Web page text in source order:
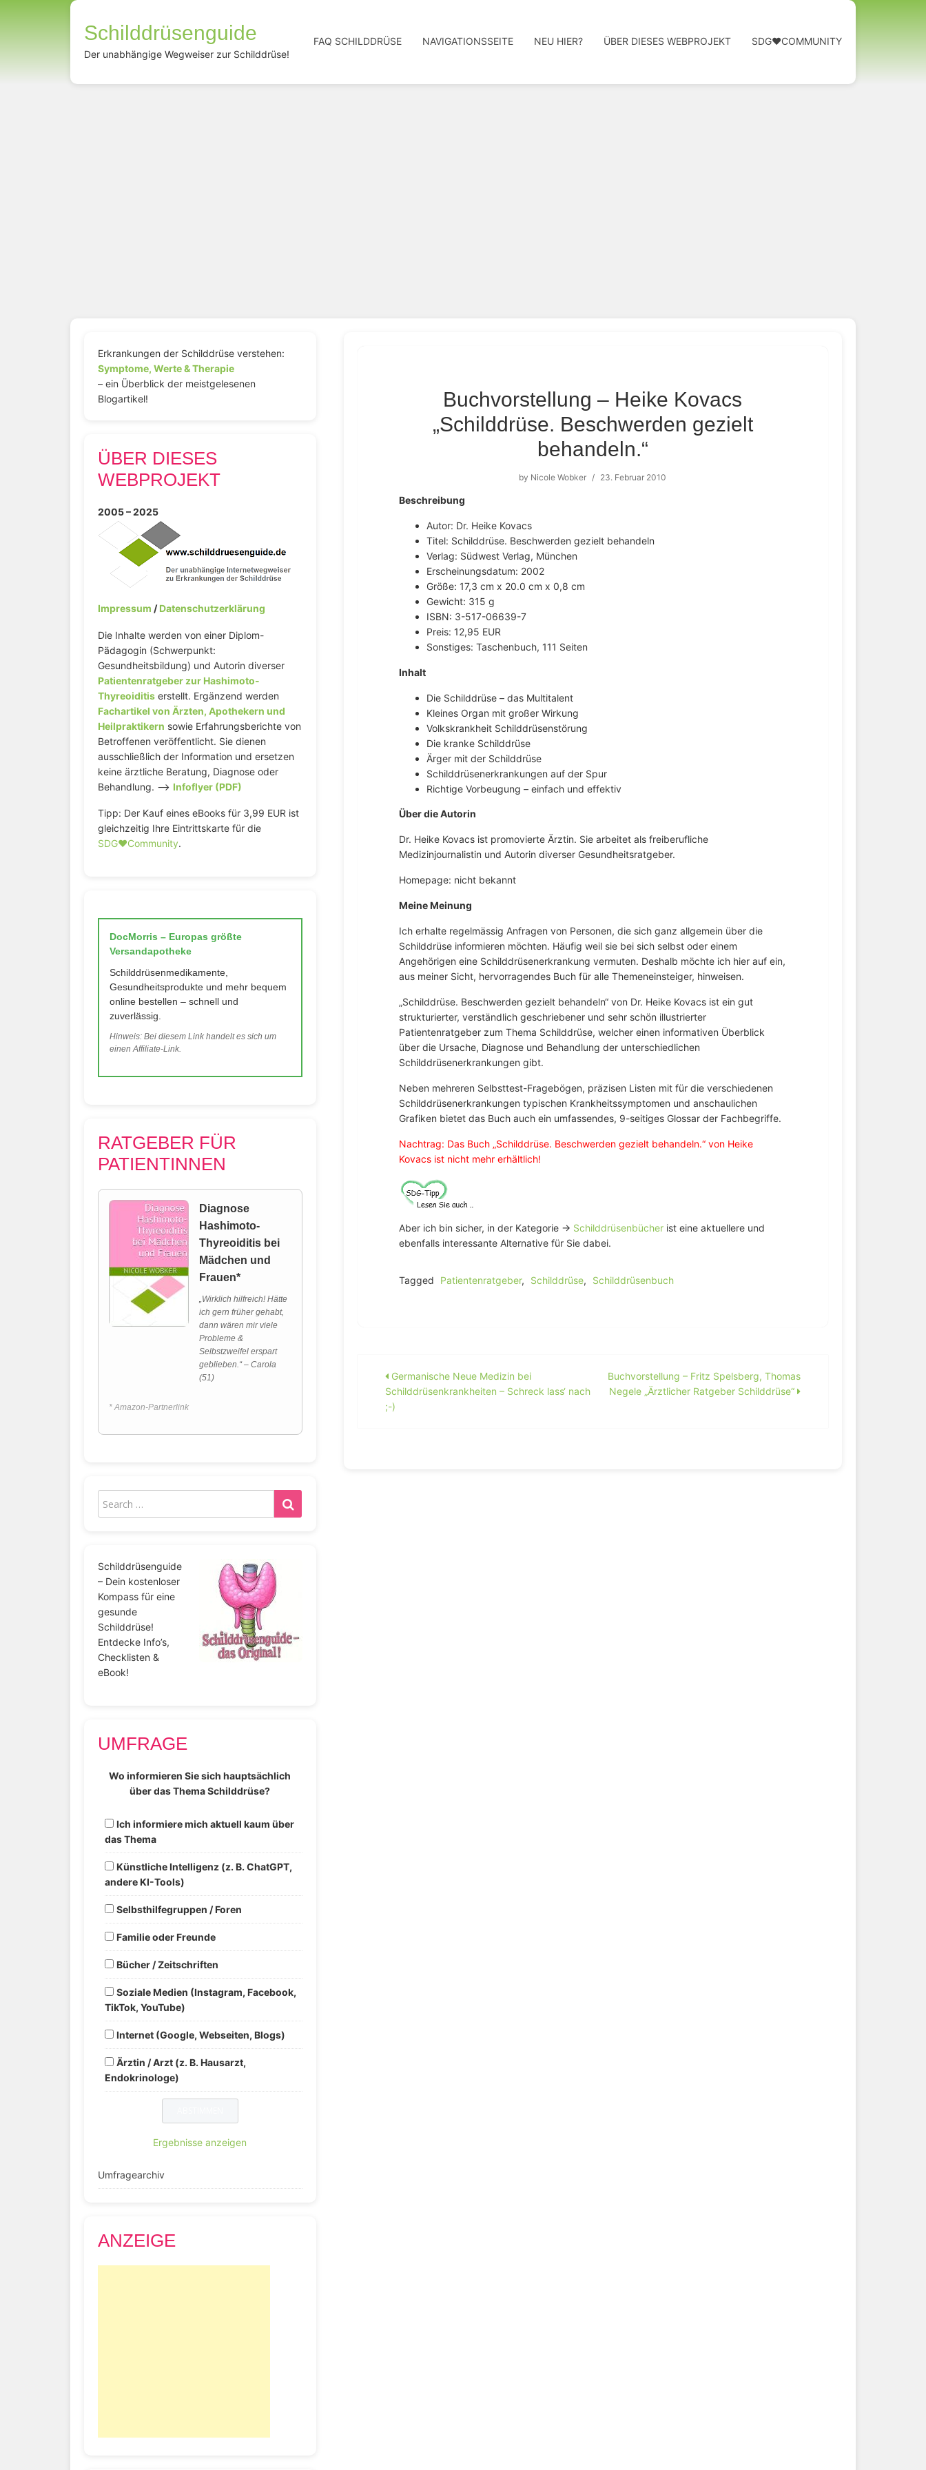
Schilddrüsenguide
Der unabhängige Wegweiser zur Schilddrüse!
FAQ SCHILDDRÜSE NAVIGATIONSSEITE NEU HIER? ÜBER DIESES WEBPROJEKT SDG❤️COMMUNITY
Buchvorstellung – Heike Kovacs
„Schilddrüse. Beschwerden gezielt
behandeln.“
by Nicole Wobker / 23. Februar 2010
Beschreibung
Autor: Dr. Heike Kovacs
Titel: Schilddrüse. Beschwerden gezielt behandeln
Verlag: Südwest Verlag, München
Erscheinungsdatum: 2002
Größe: 17,3 cm x 20.0 cm x 0,8 cm
Gewicht: 315 g
ISBN: 3-517-06639-7
Preis: 12,95 EUR
Sonstiges: Taschenbuch, 111 Seiten
Inhalt
Die Schilddrüse – das Multitalent
Kleines Organ mit großer Wirkung
Volkskrankheit Schilddrüsenstörung
Die kranke Schilddrüse
Ärger mit der Schilddrüse
Schilddrüsenerkrankungen auf der Spur
Richtige Vorbeugung – einfach und effektiv
Über die Autorin
Dr. Heike Kovacs ist promovierte Ärztin. Sie arbeitet als freiberufliche
Medizinjournalistin und Autorin diverser Gesundheitsratgeber.
Homepage: nicht bekannt
Meine Meinung
Ich erhalte regelmässig Anfragen von Personen, die sich ganz allgemein über die
Schilddrüse informieren möchten. Häufig weil sie bei sich selbst oder einem
Angehörigen eine Schilddrüsenerkrankung vermuten. Deshalb möchte ich hier auf ein,
aus meiner Sicht, hervorragendes Buch für alle Themeneinsteiger, hinweisen.
„Schilddrüse. Beschwerden gezielt behandeln“ von Dr. Heike Kovacs ist ein gut
strukturierter, verständlich geschriebener und sehr schön illustrierter
Patientenratgeber zum Thema Schilddrüse, welcher einen informativen Überblick
über die Ursache, Diagnose und Behandlung der unterschiedlichen
Schilddrüsenerkrankungen gibt.
Neben mehreren Selbsttest-Fragebögen, präzisen Listen mit für die verschiedenen
Schilddrüsenerkrankungen typischen Krankheitssymptomen und anschaulichen
Grafiken bietet das Buch auch ein umfassendes, 9-seitiges Glossar der Fachbegriffe.
Nachtrag: Das Buch „Schilddrüse. Beschwerden gezielt behandeln.“ von Heike
Kovacs ist nicht mehr erhältlich!
Aber ich bin sicher, in der Kategorie → Schilddrüsenbücherist eine aktuellere und
ebenfalls interessante Alternative für Sie dabei.
Tagged Patientenratgeber, Schilddrüse, Schilddrüsenbuch
Beitragsnavigation
Germanische Neue Medizin bei
Schilddrüsenkrankheiten – Schreck lass‘ nach
;-)
Buchvorstellung – Fritz Spelsberg, Thomas
Negele „Ärztlicher Ratgeber Schilddrüse“
Erkrankungen der Schilddrüse verstehen:
Symptome, Werte & Therapie
– ein Überblick der meistgelesenen
Blogartikel!
ÜBER DIESES
WEBPROJEKT
2005 – 2025
Impressum /Datenschutzerklärung
Die Inhalte werden von einer Diplom-
Pädagogin (Schwerpunkt:
Gesundheitsbildung) und Autorin diverser
Patientenratgeber zur Hashimoto-
Thyreoiditis erstellt. Ergänzend werden
Fachartikel von Ärzten, Apothekern und
Heilpraktikern sowie Erfahrungsberichte von
Betroffenen veröffentlicht. Sie dienen
ausschließlich der Information und ersetzen
keine ärztliche Beratung, Diagnose oder
Behandlung. –> Infoflyer (PDF)
Tipp: Der Kauf eines eBooks für 3,99 EUR ist
gleichzeitig Ihre Eintrittskarte für die
SDG♥️Community.
DocMorris – Europas größte
Versandapotheke
Schilddrüsenmedikamente,
Gesundheitsprodukte und mehr bequem
online bestellen – schnell und
zuverlässig.
Hinweis: Bei diesem Link handelt es sich um
einen Affiliate-Link.
RATGEBER FÜR
PATIENTINNEN
Diagnose
Hashimoto-
Thyreoiditis bei
Mädchen und
Frauen*
„Wirklich hilfreich! Hätte
ich gern früher gehabt,
dann wären mir viele
Probleme &
Selbstzweifel erspart
geblieben.“ – Carola
(51)
* Amazon-Partnerlink
Schilddrüsenguide
– Dein kostenloser
Kompass für eine
gesunde
Schilddrüse!
Entdecke Info’s,
Checklisten &
eBook!
UMFRAGE
Wo informieren Sie sich hauptsächlich
über das Thema Schilddrüse?
Ich informiere mich aktuell kaum über
das Thema
Künstliche Intelligenz (z. B. ChatGPT,
andere KI-Tools)
Selbsthilfegruppen / Foren
Familie oder Freunde
Bücher / Zeitschriften
Soziale Medien (Instagram, Facebook,
TikTok, YouTube)
Internet (Google, Webseiten, Blogs)
Ärztin / Arzt (z. B. Hausarzt,
Endokrinologe)
Ergebnisse anzeigen
Umfragearchiv
ANZEIGE